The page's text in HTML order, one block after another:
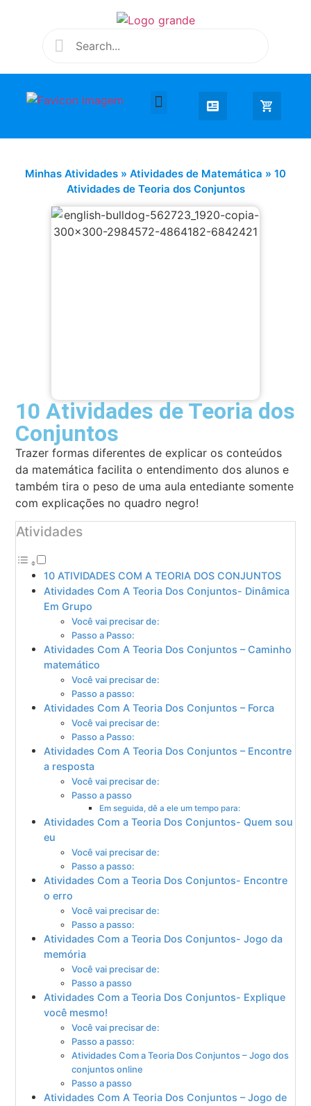
Minhas Atividades » Atividades de Matemática » 10
Atividades de Teoria dos Conjuntos
10 Atividades de Teoria dos
Conjuntos
Trazer formas diferentes de explicar os conteúdos
da matemática facilita o entendimento dos alunos e
também tira o peso de uma aula entediante somente
com explicações no quadro negro!
Atividades
10 ATIVIDADES COM A TEORIA DOS CONJUNTOS
Atividades Com A Teoria Dos Conjuntos- Dinâmica
Em Grupo
Você vai precisar de:
Passo a Passo:
Atividades Com A Teoria Dos Conjuntos – Caminho
matemático
Você vai precisar de:
Passo a passo:
Atividades Com A Teoria Dos Conjuntos – Forca
Você vai precisar de:
Passo a Passo:
Atividades Com A Teoria Dos Conjuntos – Encontre
a resposta
Você vai precisar de:
Passo a passo
Em seguida, dê a ele um tempo para:
Atividades Com a Teoria Dos Conjuntos- Quem sou
eu
Você vai precisar de:
Passo a passo:
Atividades Com a Teoria Dos Conjuntos- Encontre
o erro
Você vai precisar de:
Passo a passo:
Atividades Com a Teoria Dos Conjuntos- Jogo da
memória
Você vai precisar de:
Passo a passo
Atividades Com a Teoria Dos Conjuntos- Explique
você mesmo!
Você vai precisar de:
Passo a passo:
Atividades Com a Teoria Dos Conjuntos – Jogo dos
conjuntos online
Passo a passo
Atividades Com A Teoria Dos Conjuntos – Jogo de